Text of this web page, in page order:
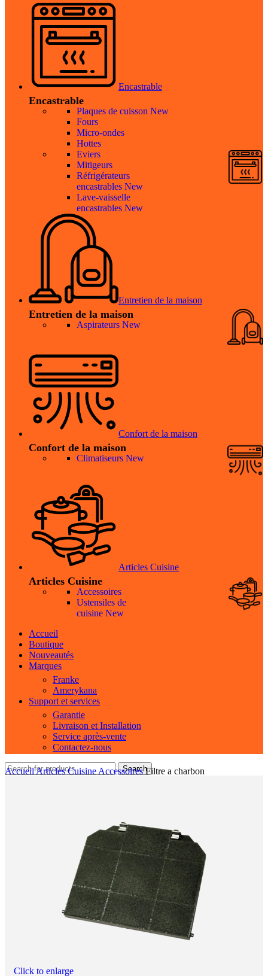
Encastrable
Encastrable
Plaques de cuisson New
Fours
Micro-ondes
Hottes
Eviers
Mitigeurs
Réfrigérateurs
encastrables New
Lave-vaisselle
encastrables New
Entretien de la maison
Entretien de la maison
Aspirateurs New
Confort de la maison
Confort de la maison
Climatiseurs New
Articles Cuisine
Articles Cuisine
Accessoires
Ustensiles de
cuisine New
Accueil
Boutique
Nouveautés
Marques
Franke
Amerykana
Support et services
Garantie
Livraison et Installation
Service après-vente
Contactez-nous
Search
AccueilArticles Cuisine AccessoiresFiltre a charbon
Click to enlarge